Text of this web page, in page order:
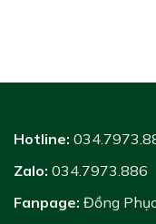
Hotline:
Zalo: 034.7973.886
Fanpage: Đồng